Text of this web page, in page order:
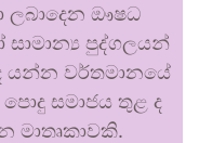
ලබාදෙන ඖෂධ
පුද්ගලයන්
යන්න වර්තමානයේ
සමාජය තුළ ද